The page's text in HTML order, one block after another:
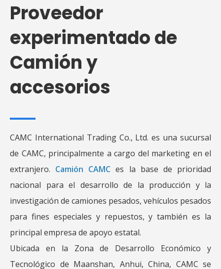
Proveedor
experimentado de
Camión y
accesorios
CAMC International Trading Co., Ltd. es una sucursal
de CAMC, principalmente a cargo del marketing en el
extranjero. Camión CAMC es la base de prioridad
nacional para el desarrollo de la producción y la
investigación de camiones pesados, vehículos pesados
​​para fines especiales y repuestos, y también es la
principal empresa de apoyo estatal.
Ubicada en la Zona de Desarrollo Económico y
Tecnológico de Maanshan, Anhui, China, CAMC se